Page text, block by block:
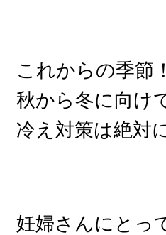
これからの季節
秋から冬に向け
冷え対策は絶対
妊婦さんにとっ